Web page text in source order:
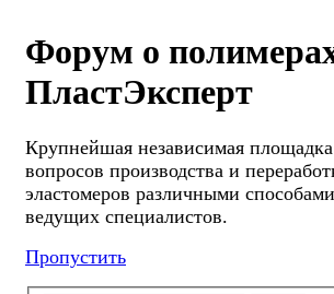
Форум о
ПластЭксперт
Крупнейшая независимая
вопросов производства и
эластомеров различными
ведущих специалистов.
Пропустить